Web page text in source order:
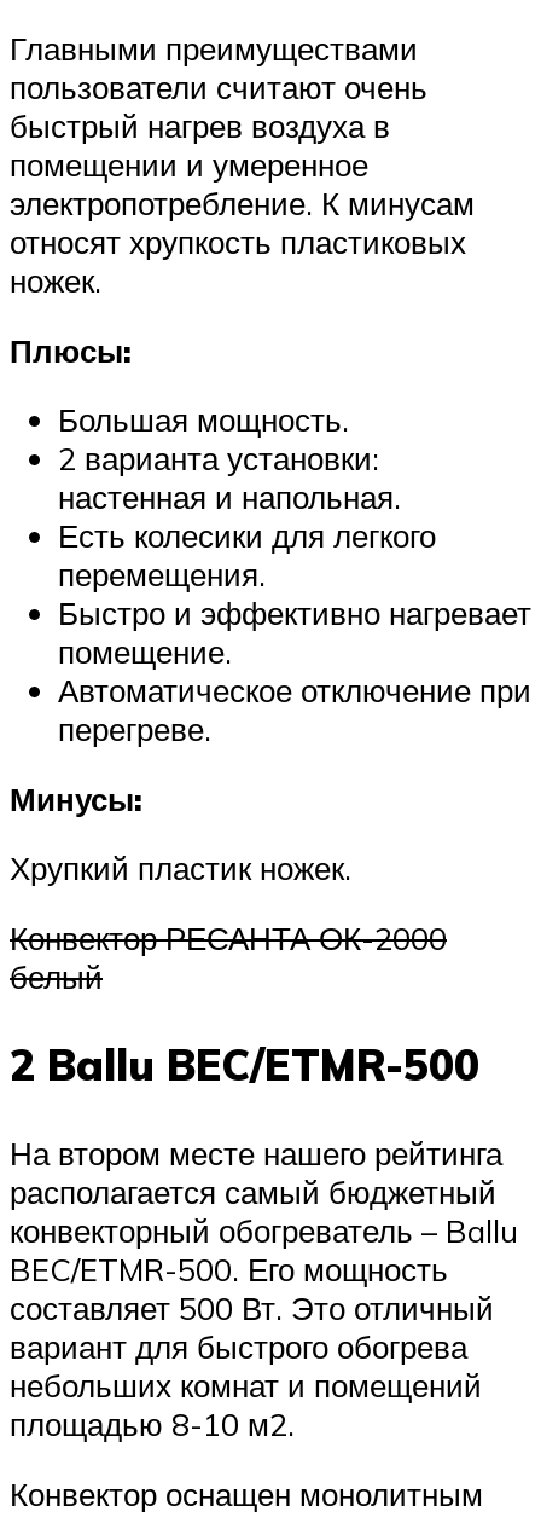
Главными преимуществами
пользователи считают очень
быстрый нагрев воздуха в
помещении и умеренное
электропотребление. К минусам
относят хрупкость пластиковых
ножек.
Плюсы:
Большая мощность.
2 варианта установки:
настенная и напольная.
Есть колесики для легкого
перемещения.
Быстро и эффективно нагревает
помещение.
Автоматическое отключение при
перегреве.
Минусы:
Хрупкий пластик ножек.
Конвектор РЕСАНТА ОК-2000
белый
2 Ballu BEC/ETMR-500
На втором месте нашего рейтинга
располагается самый бюджетный
конвекторный обогреватель – Ballu
BEC/ETMR-500. Его мощность
составляет 500 Вт. Это отличный
вариант для быстрого обогрева
небольших комнат и помещений
площадью 8-10 м2.
Конвектор оснащен монолитным